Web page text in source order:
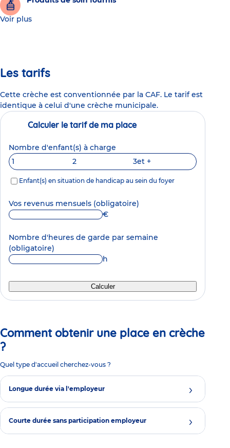
Voir plus
Les tarifs
Cette crèche est conventionnée par la CAF. Le tarif est
identique à celui d'une crèche municipale.
Calculer le tarif de ma place
Nombre d'enfant(s) à charge
1
2 3et +
Enfant(s) en situation de handicap au sein du foyer
Vos revenus mensuels (obligatoire)
€
Nombre d'heures de garde par semaine
(obligatoire)
h
Calculer
Comment obtenir une place en crèche
?
Quel type d'accueil cherchez-vous ?
Longue durée via l'employeur
Courte durée sans participation employeur